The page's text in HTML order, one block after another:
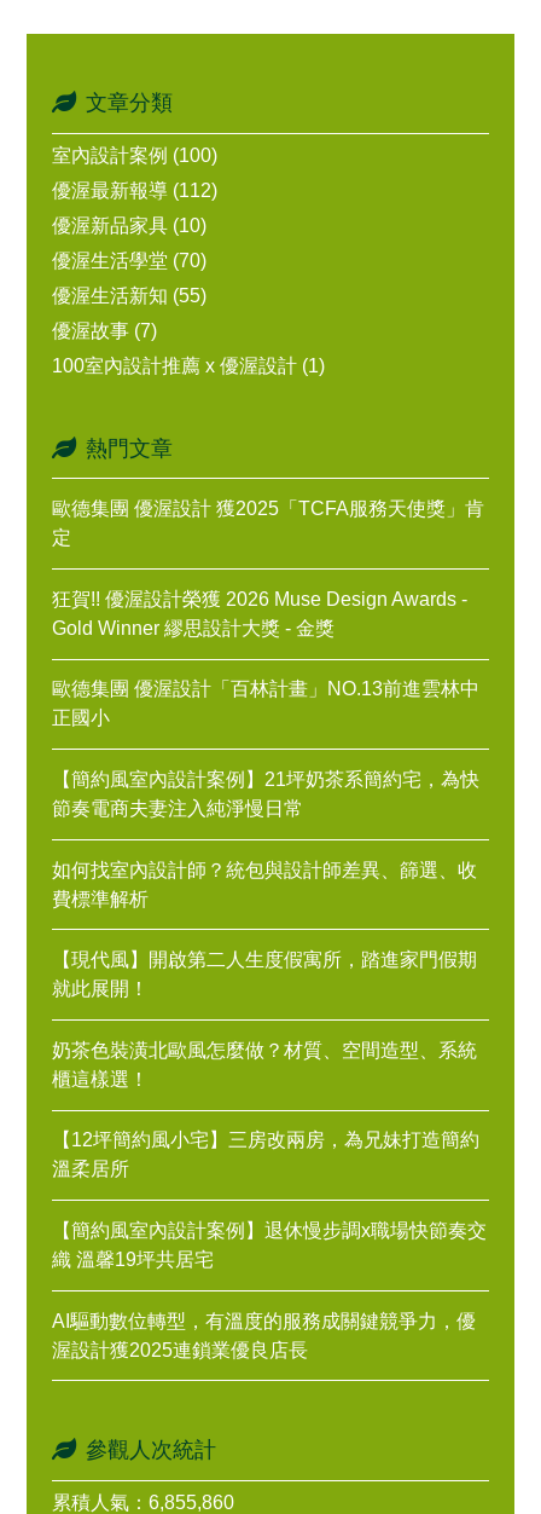
文章分類
室內設計案例 (100)
優渥最新報導 (112)
優渥新品家具 (10)
優渥生活學堂 (70)
優渥生活新知 (55)
優渥故事 (7)
100室內設計推薦 x 優渥設計 (1)
熱門文章
歐德集團 優渥設計 獲2025「TCFA服務天使獎」肯
定
狂賀!! 優渥設計榮獲 2026 Muse Design Awards -
Gold Winner 繆思設計大獎 - 金獎
歐德集團 優渥設計「百林計畫」NO.13前進雲林中
正國小
【簡約風室內設計案例】21坪奶茶系簡約宅，為快
節奏電商夫妻注入純淨慢日常
如何找室內設計師？統包與設計師差異、篩選、收
費標準解析
【現代風】開啟第二人生度假寓所，踏進家門假期
就此展開！
奶茶色裝潢北歐風怎麼做？材質、空間造型、系統
櫃這樣選！
【12坪簡約風小宅】三房改兩房，為兄妹打造簡約
溫柔居所
【簡約風室內設計案例】退休慢步調x職場快節奏交
織 溫馨19坪共居宅
AI驅動數位轉型，有溫度的服務成關鍵競爭力，優
渥設計獲2025連鎖業優良店長
參觀人次統計
累積人氣：6,855,860